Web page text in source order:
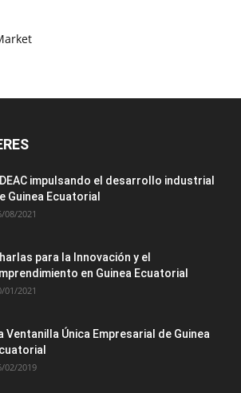
impulsando el desarrollo industrial
Guinea Ecuatorial
08/2021
para la Innovación y el
en Guinea Ecuatorial
01/2021
Ventanilla Única Empresarial de Guinea
02/2019